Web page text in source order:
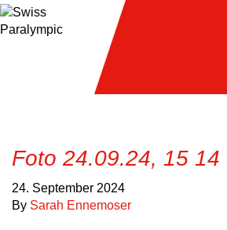
Foto 24.09.24, 15 14
24. September 2024
By Sarah Ennemoser